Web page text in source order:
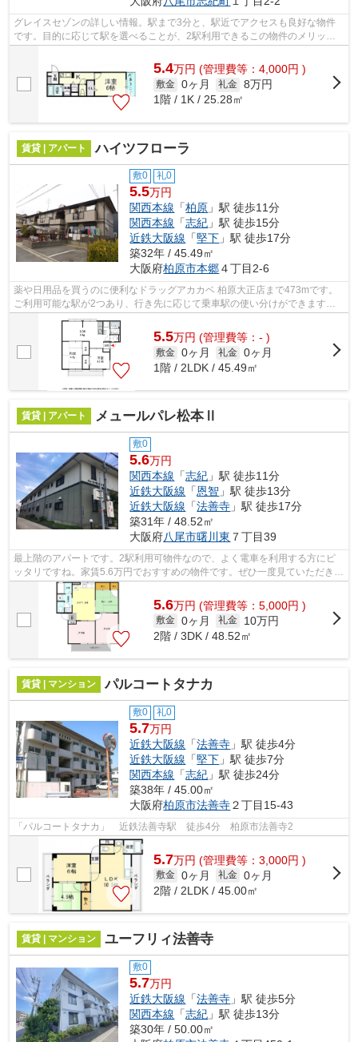
グレイスセゾンの詳しい情報。駅まで3分と、駅近でアクセスも良好な物件
です。目的に応じて駅を選べることが、2駅利用できるこの物件のメリット
です。こちらの物件はアパートです。八...
5.4万円 (管理費等：4,000円 )
敷金 0ヶ月 礼金 8万円
1階 / 1K / 25.28㎡
賃貸 | アパート ハイツフローラ
敷0 礼0
5.5万円
関西本線 「柏原 」駅 徒歩11分
関西本線 「志紀 」駅 徒歩15分
近鉄大阪線 「堅下 」駅 徒歩17分
築32年 / 45.49㎡
大阪府柏原市本郷４丁目2-6
薬や日用品を買うのに便利なドラッグアカカベ 柏原大正店まで473mです。
ご利用可能な駅が2つあり、行き先に応じて乗車駅の使い分けができます。
賃料10万円以下をご希望のお客様、ぜひ...
5.5万円 (管理費等：- )
敷金 0ヶ月 礼金 0ヶ月
1階 / 2LDK / 45.49㎡
賃貸 | アパート メュールパレ松本Ⅱ
敷0
5.6万円
関西本線 「志紀 」駅 徒歩11分
近鉄大阪線 「恩智 」駅 徒歩13分
近鉄大阪線 「法善寺 」駅 徒歩17分
築31年 / 48.52㎡
大阪府八尾市曙川東 ７丁目39
最上階のアパートです。2駅利用可物件なので、よく電車を利用する方にピ
ッタリですね。家賃5.6万円でおすすめの物件です。ぜひ一度見ていただきた
い、「メュールパレ松本Ⅱ」です。関西...
5.6万円 (管理費等：5,000円 )
敷金 0ヶ月 礼金
10万円
2階 / 3DK / 48.52㎡
賃貸 | マンション パルコートタナカ
敷0 礼0
5.7万円
近鉄大阪線 「法善寺 」駅 徒歩4分
近鉄大阪線 「堅下 」駅 徒歩7分
関西本線 「志紀 」駅 徒歩24分
築38年 / 45.00㎡
大阪府柏原市法善寺２丁目15-43
「パルコートタナカ」 近鉄法善寺駅 徒歩4分 柏原市法善寺2
5.7万円 (管理費等：3,000円 )
敷金 0ヶ月 礼金 0ヶ月
2階 / 2LDK / 45.00㎡
賃貸 | マンション ユーフリィ法善寺
敷0
5.7万円
近鉄大阪線 「法善寺 」駅 徒歩5分
関西本線 「志紀 」駅 徒歩13分
築30年 / 50.00㎡